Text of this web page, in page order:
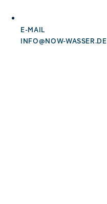
E-MAIL
INFO@NOW-WASSER.DE